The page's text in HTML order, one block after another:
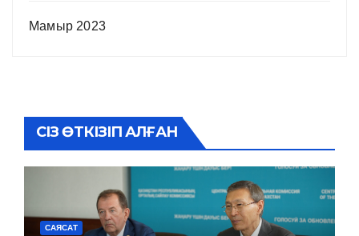
Мамыр 2023
СІЗ ӨТКІЗІП АЛҒАН
САЯСАТ